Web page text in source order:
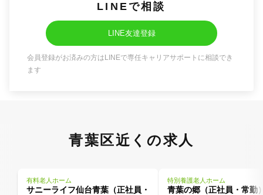
LINEで相談
LINE友達登録
会員登録がお済みの方はLINEで専任キャリアサポートに相談でき
ます
青葉区近くの求人
有料老人ホーム
サニーライフ仙台青葉（正社員・
特別養護老人ホーム
青葉の郷（正社員・常勤